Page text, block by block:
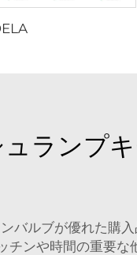
ランプ
バルブが優れた購
チンや時間の重要な